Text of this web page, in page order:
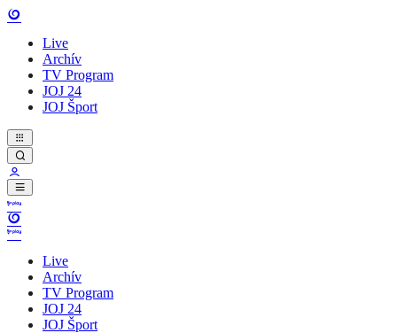
Live
Archív
TV Program
JOJ 24
JOJ Šport
Live
Archív
TV Program
JOJ 24
JOJ Šport